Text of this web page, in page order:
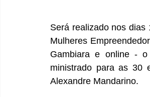
Será realizado nos dias
Mulheres
Gambiara e online - o
ministrado para as 30
Alexandre Mandarino.